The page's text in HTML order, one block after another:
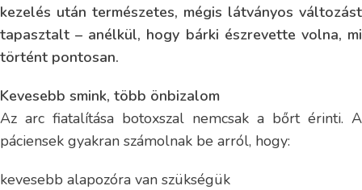
kezelés után természetes, mégis látványos változást
tapasztalt – anélkül, hogy bárki észrevette volna, mi
történt pontosan.
Kevesebb smink, több önbizalom
Az arc fiatalítása botoxszal nemcsak a bőrt érinti. A
páciensek gyakran számolnak be arról, hogy:
kevesebb alapozóra van szükségük